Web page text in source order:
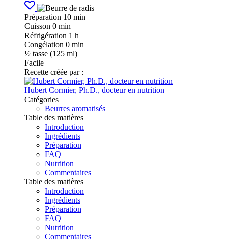
Préparation 10 min
Cuisson 0 min
Réfrigération 1 h
Congélation 0 min
½ tasse (125 ml)
Facile
Recette créée par :
Hubert Cormier, Ph.D., docteur en nutrition
Catégories
Beurres aromatisés
Table des matières
Introduction
Ingrédients
Préparation
FAQ
Nutrition
Commentaires
Table des matières
Introduction
Ingrédients
Préparation
FAQ
Nutrition
Commentaires